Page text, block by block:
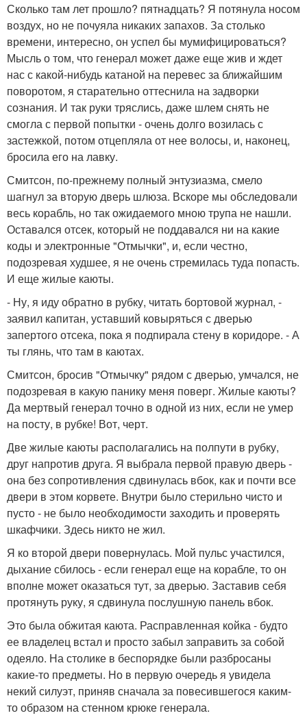
Сколько там лет прошло? пятнадцать? Я потянула носом
воздух, но не почуяла никаких запахов. За столько
времени, интересно, он успел бы мумифицироваться?
Мысль о том, что генерал может даже еще жив и ждет
нас с какой-нибудь катаной на перевес за ближайшим
поворотом, я старательно оттеснила на задворки
сознания. И так руки тряслись, даже шлем снять не
смогла с первой попытки - очень долго возилась с
застежкой, потом отцепляла от нее волосы, и, наконец,
бросила его на лавку.
Смитсон, по-прежнему полный энтузиазма, смело
шагнул за вторую дверь шлюза. Вскоре мы обследовали
весь корабль, но так ожидаемого мною трупа не нашли.
Оставался отсек, который не поддавался ни на какие
коды и электронные "Отмычки", и, если честно,
подозревая худшее, я не очень стремилась туда попасть.
И еще жилые каюты.
- Ну, я иду обратно в рубку, читать бортовой журнал, -
заявил капитан, уставший ковыряться с дверью
запертого отсека, пока я подпирала стену в коридоре. - А
ты глянь, что там в каютах.
Смитсон, бросив "Отмычку" рядом с дверью, умчался, не
подозревая в какую панику меня поверг. Жилые каюты?
Да мертвый генерал точно в одной из них, если не умер
на посту, в рубке! Вот, черт.
Две жилые каюты располагались на полпути в рубку,
друг напротив друга. Я выбрала первой правую дверь -
она без сопротивления сдвинулась вбок, как и почти все
двери в этом корвете. Внутри было стерильно чисто и
пусто - не было необходимости заходить и проверять
шкафчики. Здесь никто не жил.
Я ко второй двери повернулась. Мой пульс участился,
дыхание сбилось - если генерал еще на корабле, то он
вполне может оказаться тут, за дверью. Заставив себя
протянуть руку, я сдвинула послушную панель вбок.
Это была обжитая каюта. Расправленная койка - будто
ее владелец встал и просто забыл заправить за собой
одеяло. На столике в беспорядке были разбросаны
какие-то предметы. Но в первую очередь я увидела
некий силуэт, приняв сначала за повесившегося каким-
то образом на стенном крюке генерала.